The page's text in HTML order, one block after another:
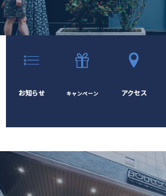
お知らせ キャンペーン アクセス